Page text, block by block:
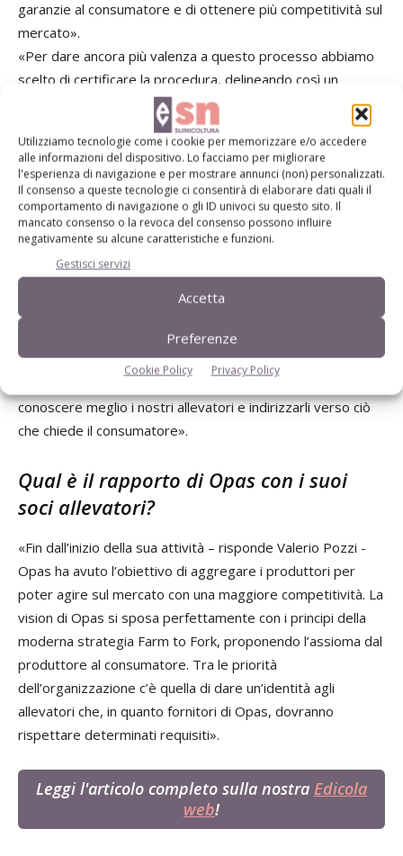
Utilizziamo tecnologie come i cookie per memorizzare e/o accedere
alle informazioni del dispositivo. Lo facciamo per migliorare
l'esperienza di navigazione e per mostrare annunci (non) personalizzati.
Il consenso a queste tecnologie ci consentirà di elaborare dati quali il
comportamento di navigazione o gli ID univoci su questo sito. Il
mancato consenso o la revoca del consenso possono influire
negativamente su alcune caratteristiche e funzioni.
Gestisci servizi
Accetta
Preferenze
Cookie Policy Privacy Policy
garanzie al consumatore e di ottenere più competitività sul
mercato».
«Per dare ancora più valenza a questo processo abbiamo
scelto di certificare la procedura, delineando così un
disciplinare. A distanza di qualche anno, oggi Opas propone
ai suoi soci tre disciplinari: uno dedicato all’animal welfare,
uno all’uso degli antibiotici e uno al biologico».
«Si deduce – sottolinea Pozzi - che l’impegno richiesto ai
nostri soci è certamente alto, ma economicamente lo si
può ritenere sostenibile. Del resto, al di là delle scelte di
Opas, tutto il settore sta viaggiando verso quella direzione
e la maggior parte dei requisiti da noi richiesti risultano già
normati. Temi quali quelli affrontati dai disciplinari di Opas
infatti sono oggi molto discussi e sensibilizzano
fortemente il consumatore, disposto a spendere qualcosa
in più per prodotti con determinate caratteristiche. Infine,
attraverso i disciplinari siamo anche stati in grado di
conoscere meglio i nostri allevatori e indirizzarli verso ciò
che chiede il consumatore».
Qual è il rapporto di Opas con i suoi
soci allevatori?
«Fin dall’inizio della sua attività – risponde Valerio Pozzi -
Opas ha avuto l’obiettivo di aggregare i produttori per
poter agire sul mercato con una maggiore competitività. La
vision di Opas si sposa perfettamente con i principi della
moderna strategia Farm to Fork, proponendo l’assioma dal
produttore al consumatore. Tra le priorità
dell’organizzazione c’è quella di dare un’identità agli
allevatori che, in quanto fornitori di Opas, dovranno
rispettare determinati requisiti».
Leggi l'articolo completo sulla nostra Edicola
web!